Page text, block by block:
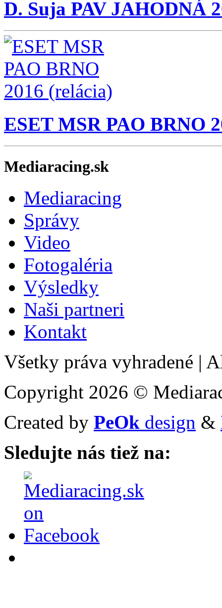
D. Suja PAV JAHODNÁ
ESET MSR PAO BRNO
Mediaracing.sk
Mediaracing
Správy
Video
Fotogaléria
Výsledky
Naši partneri
Kontakt
Všetky práva vyhradené |
Copyright 2026 ©
Created by PeOk design &
Sledujte nás tiež na: